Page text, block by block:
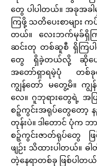
တွေ ပါပါတယ်။ အခုအ
ကြဖို့ သတိပေးစာများ
တယ်။ လေးဘက်မုခ်ရှိကြ
ဆင်းတု တစ်ဆူစီ ရှိကြပါ
တွေ ရှိခဲ့တယ်လို့ ဆိုပ
အတော်ရှာရမဲ့ပုံ တစ်ခု
ကျွန်တော် မတွေ့မိ။ ကျွ
လေ။ ဂူဘုရားတွေရဲ့ အပ
စဉ့်ကွင်းအရုပ်တွေတော့ နည်
တုန်းပဲ။ ဒါတောင် ပုံက ဘ
စဉ့်ကွင်းဇာတ်ရုပ်တွေ
ဖျဉ်း သိထားပါတယ်။
တဲ့နေရာတစ်ခု ဖြစ်ပါတယ်